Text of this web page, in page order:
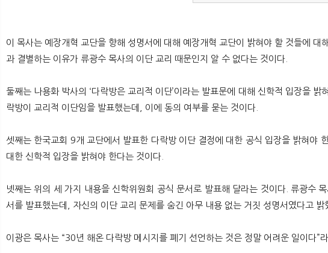
이 목사는 예장개혁 교단을 향해 성명서에 대해 예장개혁 교단이 밝혀야 할 것들에
과 결별하는 이유가 류광수 목사의 이단 교리 때문인지 알 수 없다는 것이다.
둘째는 나용화 박사의 ‘다락방은 교리적 이단’이라는 발표문에 대해 신학적 입장을
락방이 교리적 이단임을 발표했는데, 이에 동의 여부를 묻는 것이다.
셋째는 한국교회 9개 교단에서 발표한 다락방 이단 결정에 대한 공식 입장을 밝혀야
대한 신학적 입장을 밝혀야 한다는 것이다.
넷째는 위의 세 가지 내용을 신학위원회 공식 문서로 발표해 달라는 것이다. 류광
서를 발표했는데, 자신의 이단 교리 문제를 숨긴 아무 내용 없는 거짓 성명서였다고
이광은 목사는 “30년 해온 다락방 메시지를 폐기 선언하는 것은 정말 어려운 일이다”